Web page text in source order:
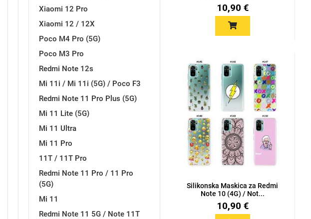
Xiaomi 12 Pro
Xiaomi 12 / 12X
Poco M4 Pro (5G)
Poco M3 Pro
Redmi Note 12s
Mi 11i / Mi 11i (5G) / Poco F3
Redmi Note 11 Pro Plus (5G)
Mi 11 Lite (5G)
Mi 11 Ultra
Mi 11 Pro
11T / 11T Pro
Redmi Note 11 Pro / 11 Pro
(5G)
Mi 11
Redmi Note 11 5G / Note 11T
10,90 €
Silikonska Maskica za Redmi
Note 10 (4G) / Not...
10,90 €
Svijet životinja Auto - Moto motivi
Mandale / Cvjetni motivi Citati & Stihovi